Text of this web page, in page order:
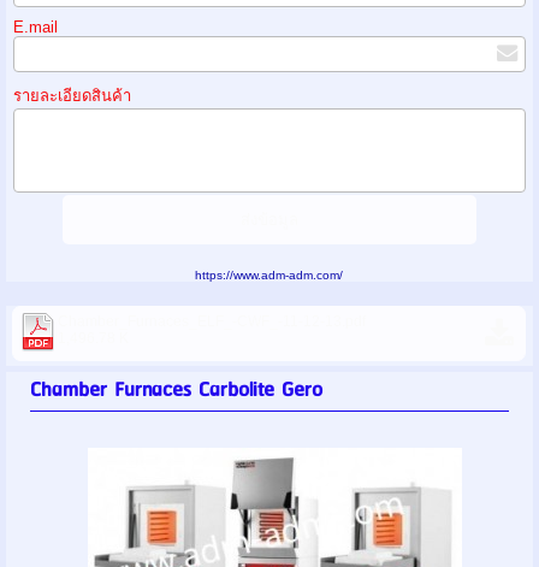
E.mail
รายละเอียดสินค้า
https://www.adm-adm.com/
Chamber Furnaces Carbolite Gero